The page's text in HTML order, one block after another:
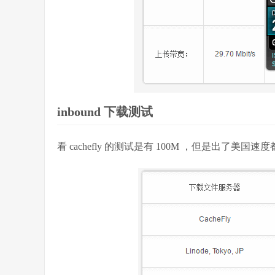
inbound 下载测试
看 cachefly 的测试是有 100M ，但是出了美国速度